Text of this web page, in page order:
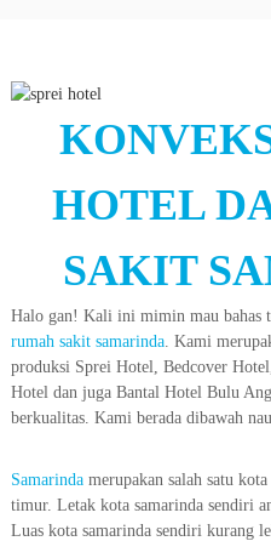
HOTEL
SAKIT
Halo gan! Kali ini mimin mau bahas
rumah sakit samarinda. Kami
produksi Sprei Hotel, Bedcover
Hotel dan juga Bantal Hotel Bulu
berkualitas. Kami berada dibawah
Samarindamerupakan salah satu
timur. Letak kota samarinda sendiri
Luas kota samarinda sendiri kurang